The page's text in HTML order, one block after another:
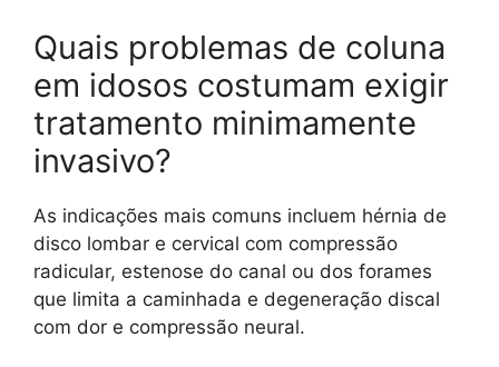
Quais problemas de coluna
em idosos costumam exigir
tratamento minimamente
invasivo?
As indicações mais comuns incluem hérnia de
disco lombar e cervical com compressão
radicular, estenose do canal ou dos forames
que limita a caminhada e degeneração discal
com dor e compressão neural.